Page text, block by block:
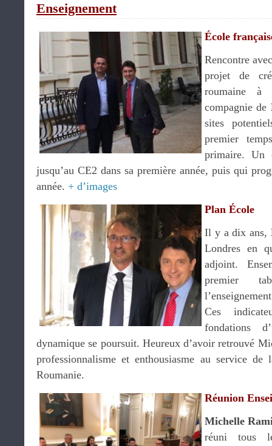
Enseignement
École
Rencontre
projet de
roumaine à
compagnie de
sites
premier
primaire. Un
jusqu’au CE2 dans sa première année, puis qui
année. + d’images
Plan École
Il y a dix ans,
Londres en
adjoint.
premier
Ces
fondations
dynamique se poursuit. Heureux d’avoir retrouvé
professionnalisme et enthousiasme au service
Roumanie.
Réunion
Michelle
réuni tous